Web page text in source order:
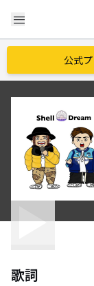
menu
公式
歌詞